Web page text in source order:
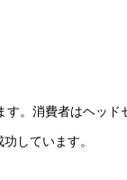
。消費者はヘッ
しています。